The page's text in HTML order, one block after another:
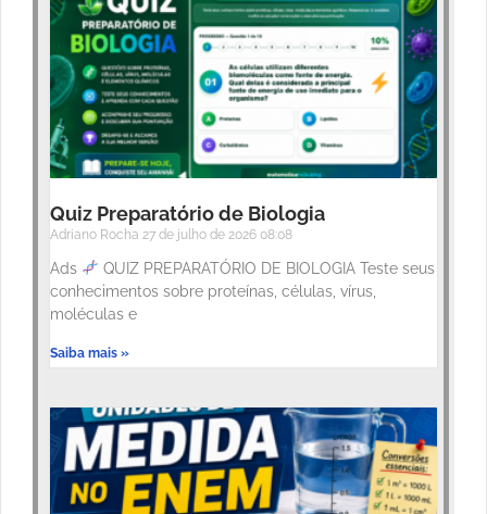
Quiz Preparatório de Biologia
Adriano Rocha 27 de julho de 2026 08:08
Ads
QUIZ PREPARATÓRIO DE BIOLOGIA Teste seus
conhecimentos sobre proteínas, células, vírus,
moléculas e
Saiba mais »